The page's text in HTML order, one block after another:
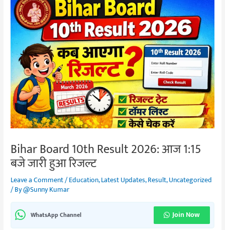
Bihar Board 10th Result 2026: आज 1:15
बजे जारी हुआ रिजल्ट
Leave a Comment/Education,Latest Updates,Result,Uncategorized
/ By@Sunny Kumar
WhatsApp Channel Join Now